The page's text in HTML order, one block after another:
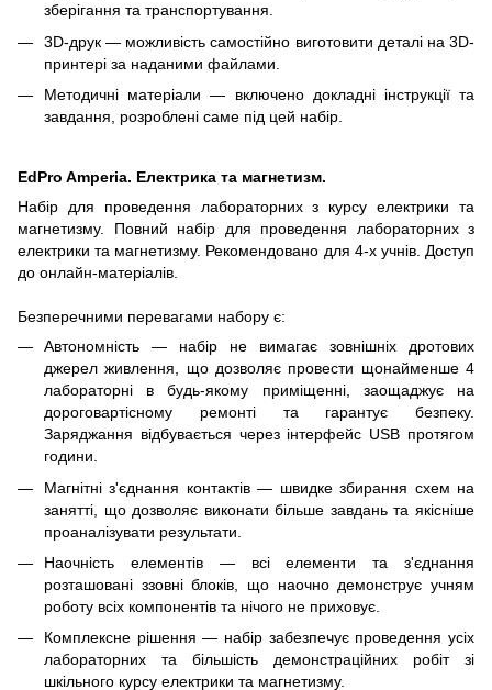
зберігання та транспортування.
3D-друк — можливість самостійно виготовити деталі на 3D-
принтері за наданими файлами.
Методичні матеріали — включено докладні інструкції та
завдання, розроблені саме під цей набір.
EdPro Amperia. Електрика та магнетизм.
Набір для проведення лабораторних з курсу електрики та
магнетизму. Повний набір для проведення лабораторних з
електрики та магнетизму. Рекомендовано для 4-х учнів. Доступ
до онлайн-матеріалів.
Безперечними перевагами набору є:
Автономність — набір не вимагає зовнішніх дротових
джерел живлення, що дозволяє провести щонайменше 4
лабораторні в будь-якому приміщенні, заощаджує на
дороговартісному ремонті та гарантує безпеку.
Заряджання відбувається через інтерфейс USB протягом
години.
Магнітні з'єднання контактів — швидке збирання схем на
занятті, що дозволяє виконати більше завдань та якісніше
проаналізувати результати.
Наочність елементів — всі елементи та з'єднання
розташовані ззовні блоків, що наочно демонструє учням
роботу всіх компонентів та нічого не приховує.
Комплексне рішення — набір забезпечує проведення усіх
лабораторних та більшість демонстраційних робіт зі
шкільного курсу електрики та магнетизму.